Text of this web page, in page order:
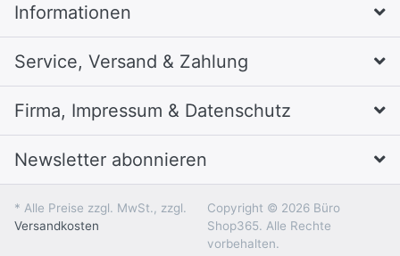
Informationen
Service, Versand & Zahlung
Firma, Impressum & Datenschutz
Newsletter abonnieren
* Alle Preise zzgl. MwSt., zzgl.
Versandkosten
Copyright © 2026 Büro
Shop365. Alle Rechte
vorbehalten.